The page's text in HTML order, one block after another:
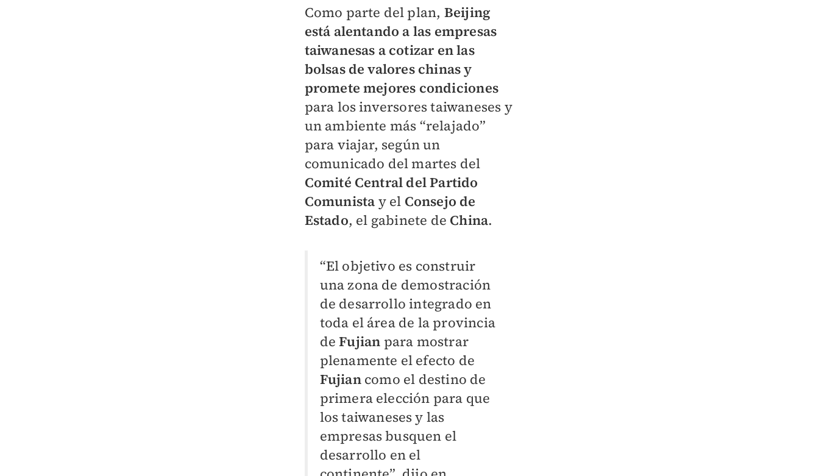
Como parte del plan, Beijing
está alentando a las empresas
taiwanesas a cotizar en las
bolsas de valores chinas y
promete mejores condiciones
para los inversores taiwaneses y
un ambiente más “relajado”
para viajar, según un
comunicado del martes del
Comité Central del Partido
Comunista y el Consejo de
Estado, el gabinete de China.
“El objetivo es construir
una zona de demostración
de desarrollo integrado en
toda el área de la provincia
deFujian para mostrar
plenamente el efecto de
Fujian como el destino de
primera elección para que
los taiwaneses y las
empresas busquen el
desarrollo en el